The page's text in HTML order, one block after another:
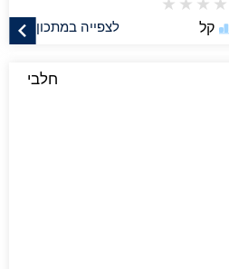
★
★
★
★
לצפייה במתכון קל
חלבי